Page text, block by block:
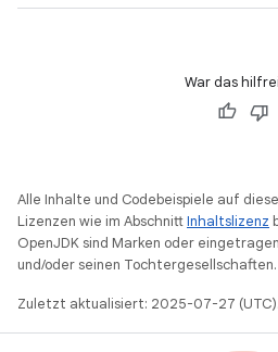
War das
Alle Inhalte und Codebeispiele auf
Lizenzen wie im AbschnittInhaltslizenz
OpenJDK sind Marken oder
und/oder seinen Tochtergesellschaften.
Zuletzt aktualisiert: 2025-07-27 (UTC).